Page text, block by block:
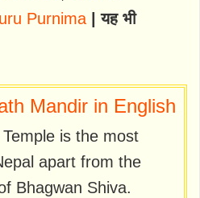
Purnima | यह भी
Mandir in English
is the most
apart from the
Bhagwan Shiva.